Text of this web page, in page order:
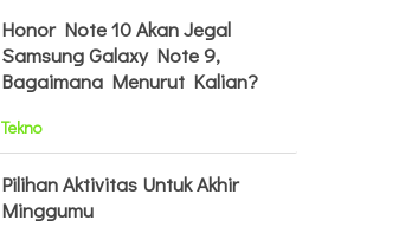
Honor Note 10 Akan Jegal
Samsung Galaxy Note 9,
Bagaimana Menurut Kalian?
Tekno
Pilihan Aktivitas Untuk Akhir
Minggumu